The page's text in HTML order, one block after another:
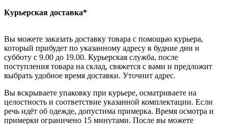
Курьерская доставка*
Вы можете заказать доставку товара с помощью курьера,
который прибудет по указанному адресу в будние дни и
субботу с 9.00 до 19.00. Курьерская служба, после
поступления товара на склад, свяжется с вами и предложит
выбрать удобное время доставки. Уточнит адрес.
Вы вскрываете упаковку при курьере, осматриваете на
целостность и соответствие указанной комплектации. Если
речь идёт об одежде, допустима примерка. Время осмотра и
примерки ограничено 15 минутами. После вы можете